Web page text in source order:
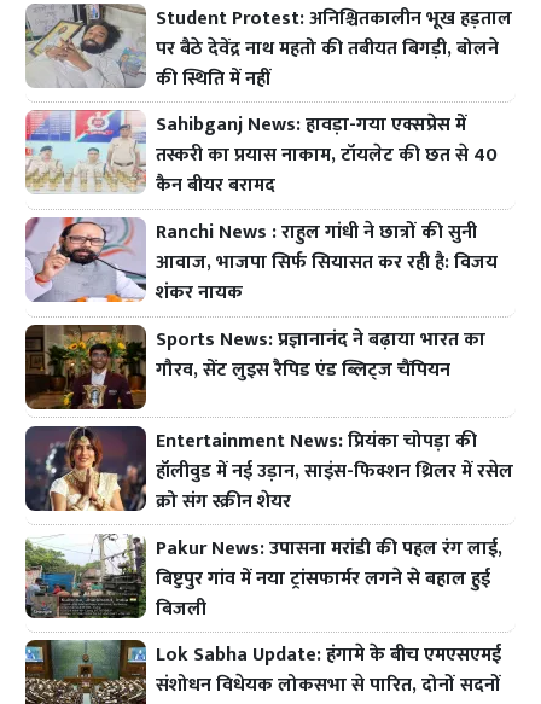
Student Protest: अनिश्चितकालीन भूख हड़ताल
पर बैठे देवेंद्र नाथ महतो की तबीयत बिगड़ी, बोलने
की स्थिति में नहीं
Sahibganj News: हावड़ा-गया एक्सप्रेस में
तस्करी का प्रयास नाकाम, टॉयलेट की छत से 40
कैन बीयर बरामद
Ranchi News : राहुल गांधी ने छात्रों की सुनी
आवाज, भाजपा सिर्फ सियासत कर रही है: विजय
शंकर नायक
Sports News: प्रज्ञानानंद ने बढ़ाया भारत का
गौरव, सेंट लुइस रैपिड एंड ब्लिट्ज चैंपियन
Entertainment News: प्रियंका चोपड़ा की
हॉलीवुड में नई उड़ान, साइंस-फिक्शन थ्रिलर में रसेल
क्रो संग स्क्रीन शेयर
Pakur News: उपासना मरांडी की पहल रंग लाई,
बिष्टुपुर गांव में नया ट्रांसफार्मर लगने से बहाल हुई
बिजली
Lok Sabha Update: हंगामे के बीच एमएसएमई
संशोधन विधेयक लोकसभा से पारित, दोनों सदनों